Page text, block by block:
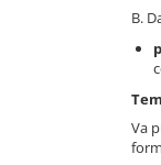
B.
Va